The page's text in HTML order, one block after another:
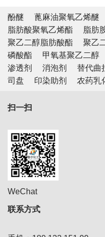
酚醚 蓖麻油聚氧乙烯醚
脂肪酸聚氧乙烯酯
脂肪
聚乙二醇脂肪酸酯
聚乙
磷酸酯
甲氧基聚乙二醇
渗透剂
消泡剂 替代曲
司盘
印染助剂 农药乳
扫一扫
WeChat
联系方式